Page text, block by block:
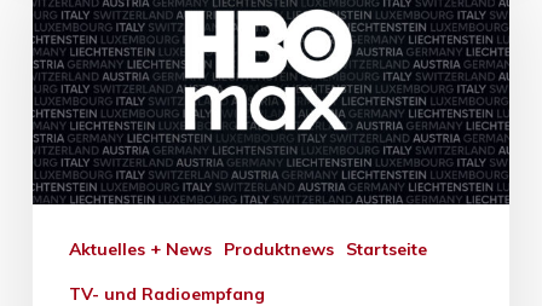
Aktuelles + News Produktnews Startseite
TV- und Radioempfang